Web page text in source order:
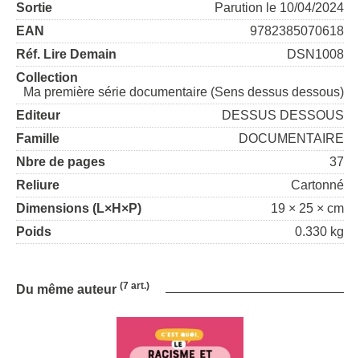
Sortie
Parution le 10/04/2024
EAN
9782385070618
Réf. Lire Demain
DSN1008
Collection
Ma première série documentaire (Sens dessus dessous)
Editeur
DESSUS DESSOUS
Famille
DOCUMENTAIRE
Nbre de pages
37
Reliure
Cartonné
Dimensions (L×H×P)
19 × 25 × cm
Poids
0.330 kg
Du même auteur (7 art.)